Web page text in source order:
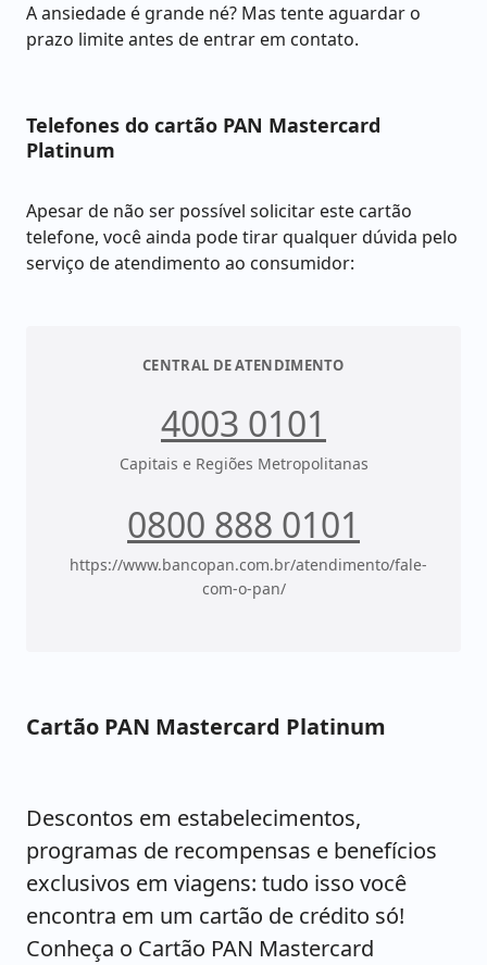
A ansiedade é grande né? Mas tente aguardar o
prazo limite antes de entrar em contato.
Telefones do cartão PAN Mastercard
Platinum
Apesar de não ser possível solicitar este cartão
telefone, você ainda pode tirar qualquer dúvida pelo
serviço de atendimento ao consumidor:
CENTRAL DE ATENDIMENTO
4003 0101
Capitais e Regiões Metropolitanas
0800 888 0101
https://www.bancopan.com.br/atendimento/fale-
com-o-pan/
Cartão PAN Mastercard Platinum
Descontos em estabelecimentos,
programas de recompensas e benefícios
exclusivos em viagens: tudo isso você
encontra em um cartão de crédito só!
Conheça o Cartão PAN Mastercard